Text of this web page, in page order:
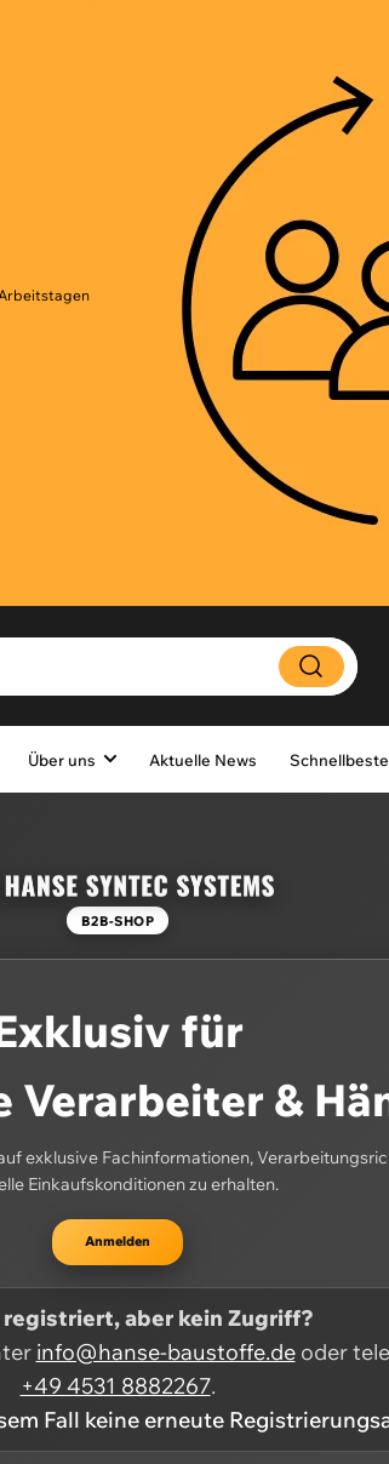
Über uns Aktuelle News
B2B-SHOP
für
Verarbeiter &
exklusive Fachinformationen,
Einkaufskonditionen zu erhalten.
Anmelden
aber kein Zugriff?
info@hanse-baustoffe.deoder
+49 4531 8882267.
Fall keine erneute